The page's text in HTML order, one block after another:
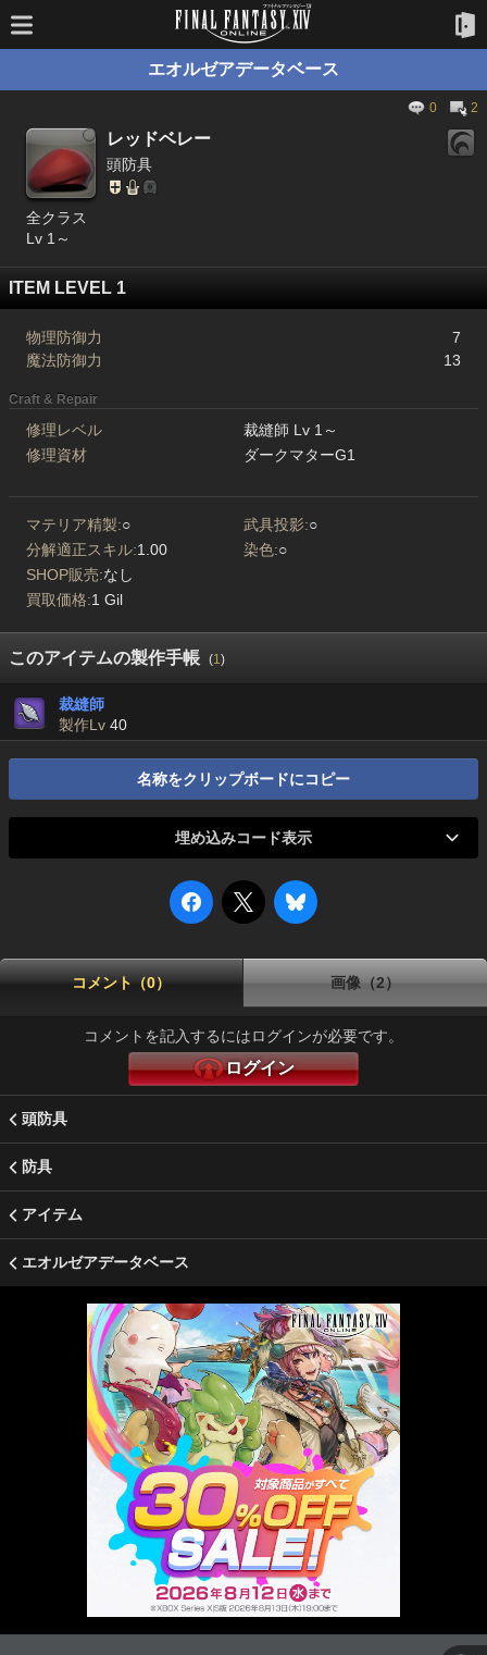
エオルゼアデータベース
0 2
レッドベレー
頭防具
全クラス
Lv 1～
ITEM LEVEL 1
物理防御力
7
魔法防御力
13
Craft & Repair
修理レベル
裁縫師 Lv 1～
修理資材
ダークマターG1
マテリア精製:○ 武具投影:○
分解適正スキル:1.00 染色:○
SHOP販売:なし
買取価格:1 Gil
このアイテムの製作手帳 (1)
裁縫師
製作Lv 40
名称をクリップボードにコピー
埋め込みコード表示
コメント（0） 画像（2）
コメントを記入するにはログインが必要です。
ログイン
頭防具
防具
アイテム
エオルゼアデータベース